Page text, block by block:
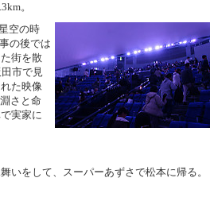
。
空の時
の後では
街を散
田市で見
た映像
さと命
実家に
いをして、スーパーあずさで松本に帰る。